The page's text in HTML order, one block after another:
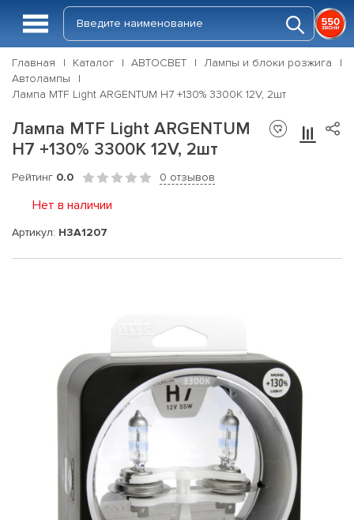
Главная Каталог АВТОСВЕТ
Лампы и блоки розжига
Автолампы
Лампа MTF Light ARGENTUM H7 +130% 3300К 12V, 2шт
Лампа MTF Light ARGENTUM
H7 +130% 3300К 12V, 2шт
Рейтинг 0.0 0 отзывов
Нет в наличии
Артикул: H3A1207